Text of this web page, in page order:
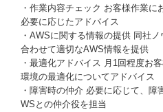
・作業内容チェック お客様作業に
必要に応じたアドバイス
・AWSに関する情報の提供 同社
合わせて適切なAWS情報を提供
・最適化アドバイス 月1回程度お
環境の最適化についてアドバイス
・障害時の仲介 必要に応じて、
WSとの仲介役を担当